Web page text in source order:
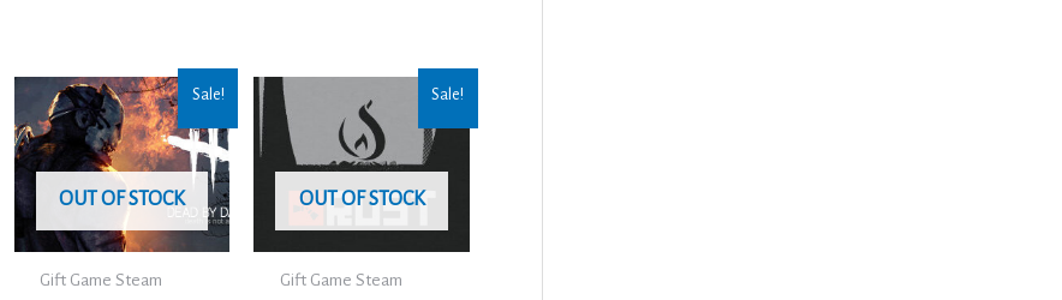
Sale!
OUT OF STOCK
Gift Game Steam
Sale!
OUT OF STOCK
Gift Game Steam